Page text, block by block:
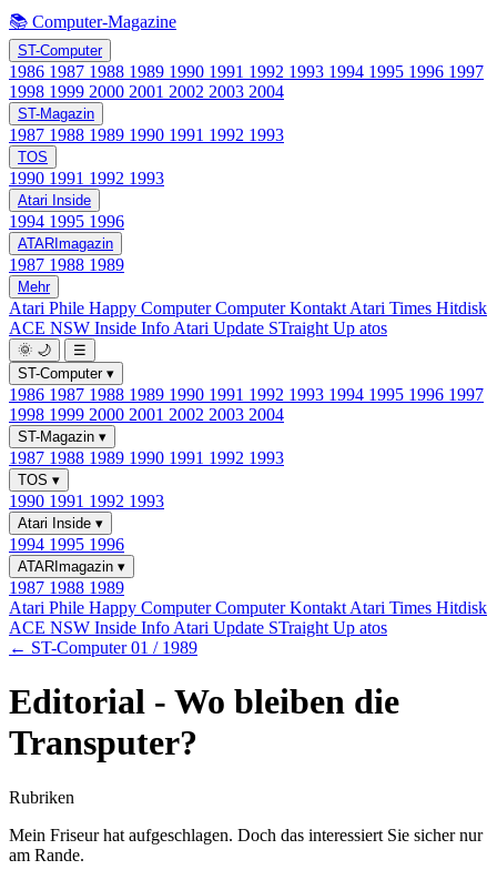
📚 Computer-Magazine
ST-Computer
1986 1987 1988 1989 1990 1991 1992 1993 1994 1995 1996 1997
1998 1999 2000 2001 2002 2003 2004
ST-Magazin
1987 1988 1989 1990 1991 1992 1993
TOS
1990 1991 1992 1993
Atari Inside
1994 1995 1996
ATARImagazin
1987 1988 1989
Mehr
Atari Phile Happy ComputerComputer Kontakt Atari Times Hitdisk
ACE NSW Inside Info Atari Update STraight Up atos
🌞 🌙
☰
ST-Computer ▾
1986 1987 1988 1989 1990 1991 1992 1993 1994 1995 1996 1997
1998 1999 2000 2001 2002 2003 2004
ST-Magazin ▾
1987 1988 1989 1990 1991 1992 1993
TOS ▾
1990 1991 1992 1993
Atari Inside ▾
1994 1995 1996
ATARImagazin ▾
1987 1988 1989
Atari Phile Happy ComputerComputer Kontakt Atari Times Hitdisk
ACE NSW Inside Info Atari Update STraight Up atos
← ST-Computer 01 / 1989
Editorial - Wo bleiben die
Transputer?
Rubriken
Mein Friseur hat aufgeschlagen. Doch das interessiert Sie sicher nur
am Rande.